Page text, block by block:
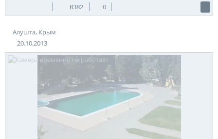
8382 0
Алушта, Крым
20.10.2013